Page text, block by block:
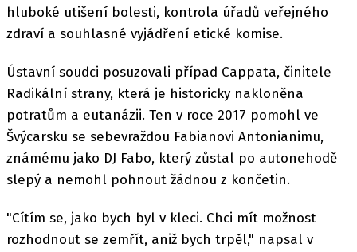
hluboké utišení bolesti, kontrola úřadů veřejného
zdraví a souhlasné vyjádření etické komise.
Ústavní soudci posuzovali případ Cappata, činitele
Radikální strany, která je historicky nakloněna
potratům a eutanázii. Ten v roce 2017 pomohl ve
Švýcarsku se sebevraždou Fabianovi Antonianimu,
známému jako DJ Fabo, který zůstal po autonehodě
slepý a nemohl pohnout žádnou z končetin.
"Cítím se, jako bych byl v kleci. Chci mít možnost
rozhodnout se zemřít, aniž bych trpěl," napsal v